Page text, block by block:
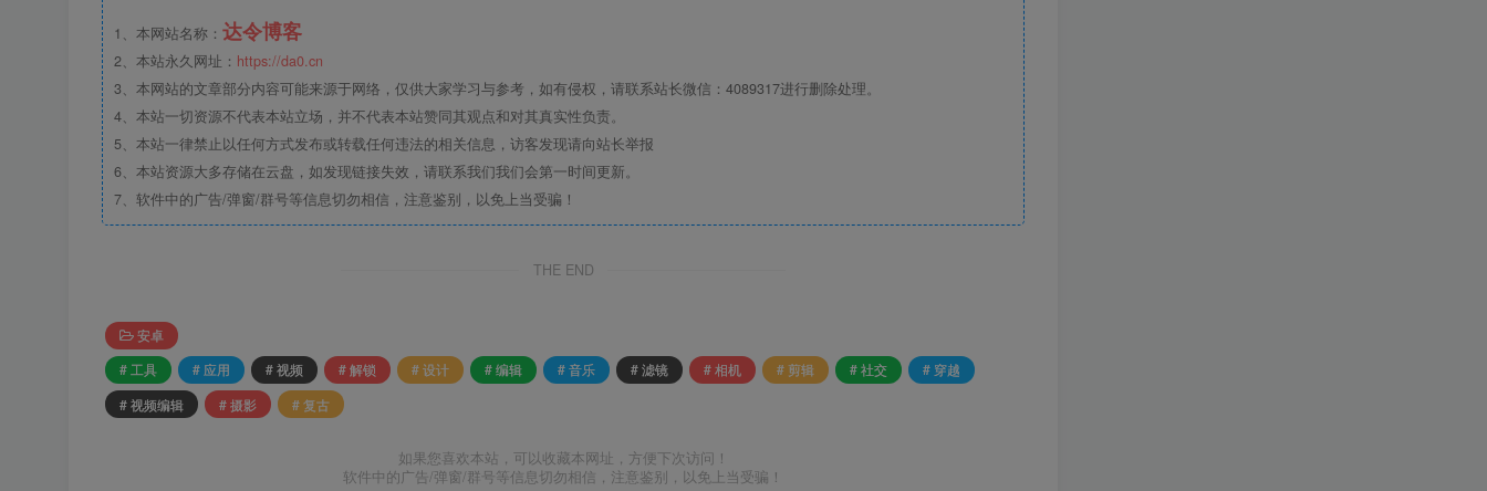
1、本网站名称： 达令博客
2、本站永久网址： https://da0.cn
3、本网站的文章部分内容可能来源于网络，仅供大家学习与参考，如有侵权，请联系站长微信：4089317进行删除处理。
4、本站一切资源不代表本站立场，并不代表本站赞同其观点和对其真实性负责。
5、本站一律禁止以任何方式发布或转载任何违法的相关信息，访客发现请向站长举报
6、本站资源大多存储在云盘，如发现链接失效，请联系我们我们会第一时间更新。
7、软件中的广告/弹窗/群号等信息切勿相信，注意鉴别，以免上当受骗！
THE END
安卓
# 工具
# 应用 # 视频 # 解锁 # 设计 # 编辑 # 音乐 # 滤镜 # 相机 # 剪辑 # 社交
# 穿越
# 视频编辑
# 摄影 # 复古
如果您喜欢本站，可以收藏本网址，方便下次访问！
软件中的广告/弹窗/群号等信息切勿相信，注意鉴别，以免上当受骗！